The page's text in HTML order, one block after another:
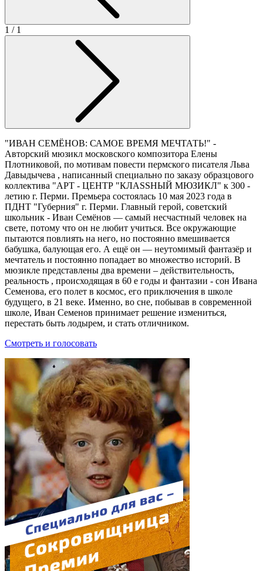
1 / 1
"ИВАН СЕМЁНОВ: САМОЕ ВРЕМЯ МЕЧТАТЬ!" -
Авторский мюзикл московского композитора Елены
Плотниковой, по мотивам повести пермского писателя Льва
Давыдычева , написанный специально по заказу образцового
коллектива "АРТ - ЦЕНТР "КЛАSSНЫЙ МЮЗИКЛ" к 300 -
летию г. Перми. Премьера состоялась 10 мая 2023 года в
ПДНТ "Губерния" г. Перми. Главный герой, советский
школьник - Иван Семёнов — самый несчастный человек на
свете, потому что он не любит учиться. Все окружающие
пытаются повлиять на него, но постоянно вмешивается
бабушка, балующая его. А ещё он — неутомимый фантазёр и
мечтатель и постоянно попадает во множество историй. В
мюзикле представлены два времени – действительность,
реальность , происходящая в 60 е годы и фантазии - сон Ивана
Семенова, его полет в космос, его приключения в школе
будущего, в 21 веке. Именно, во сне, побывав в современной
школе, Иван Семенов принимает решение измениться,
перестать быть лодырем, и стать отличником.
Смотреть и голосовать